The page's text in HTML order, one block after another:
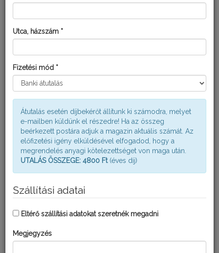
alapozottan, a kis kolóniák megjelenésének idején kontakt Full
Elhúzódó kártevő-betelepülés esetén a kezelést szükség szerint
ismételjük meg!
Kultúra:
Padlizsán
MEGOLDÁSOK KISKERTI
FELHASZNÁLÓKNAK:
Utca, házszám *
Fizetési mód *
Átutalás esetén díjbekérőt állítunk ki számodra, melyet
e-mailben küldünk el részedre! Ha az összeg
beérkezett postára adjuk a magazin aktuális számát. Az
előfizetési igény elküldésével elfogadod, hogy a
megrendelés anyagi kötelezettséget von maga után.
UTALÁS ÖSSZEGE: 4800 Ft (éves díj)
Szállítási adatai
Eltérő szállítási adatokat szeretnék megadni
Megjegyzés